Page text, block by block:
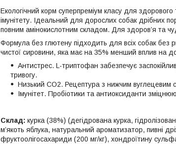
Екологічний корм суперпреміум класу для
імунітету. Ідеальний для дорослих собак дрібних
повним амінокислотним складом. Для здоров’я та
Формула без глютену підходить для всіх собак без
чистої сировини, яка має на 35% менший вплив на
Антистрес. L-триптофан забезпечує
тривогу.
Низький СO2. Рецептура з нижчим вуглецевим
Імунітет. Пробіотики та антиоксиданти
Склад: курка (38%) (дегідрована курка,
м’якоть яблука, натуральний ароматизатор, пивні
фруктоолігосахариди (200 мг/кг), хондроїтину